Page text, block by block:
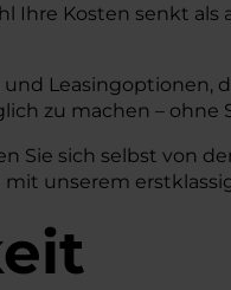
Ihre Kosten senkt
Leasingoptionen,
zu machen –
Sie sich selbst von
unserem